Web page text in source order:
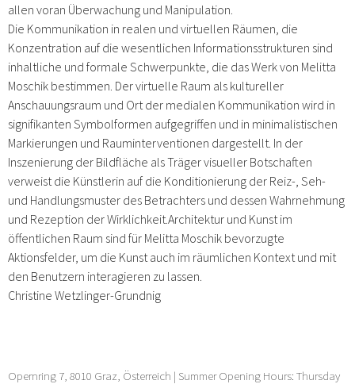
allen voran Überwachung und Manipulation.
Die Kommunikation in realen und virtuellen Räumen, die
Konzentration auf die wesentlichen Informationsstrukturen sind
inhaltliche und formale Schwerpunkte, die das Werk von Melitta
Moschik bestimmen. Der virtuelle Raum als kultureller
Anschauungsraum und Ort der medialen Kommunikation wird in
signifikanten Symbolformen aufgegriffen und in minimalistischen
Markierungen und Rauminterventionen dargestellt. In der
Inszenierung der Bildfläche als Träger visueller Botschaften
verweist die Künstlerin auf die Konditionierung der Reiz-, Seh-
und Handlungsmuster des Betrachters und dessen Wahrnehmung
und Rezeption der Wirklichkeit.Architektur und Kunst im
öffentlichen Raum sind für Melitta Moschik bevorzugte
Aktionsfelder, um die Kunst auch im räumlichen Kontext und mit
den Benutzern interagieren zu lassen.
Christine Wetzlinger-Grundnig
Opernring 7, 8010 Graz, Österreich | Summer Opening Hours: Thursday